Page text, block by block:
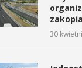
30